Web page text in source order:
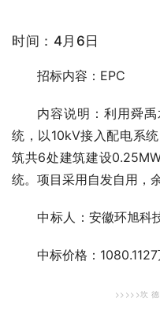
时间：4月6日
招标内容：EPC
内容说明：利用舜
统，以10kV接入配电系
筑共6处建筑建设
统。项目采用自发自用，
中标人 ：安徽环旭科
中标价格：
>>>>>坎